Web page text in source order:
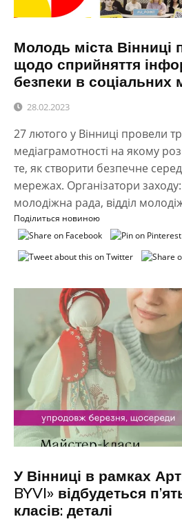
Молодь міста Вінниці
щодо сприйняття
безпеки в соціальних
28.02.2023
27 лютого у Вінниці провели
медіаграмотності на якому
те, як створити безпечне
мережах. Організатори
молодіжна рада, відділ
Поділиться новиною
У Вінниці в рамках
BYVI» відбудеться
класів: деталі